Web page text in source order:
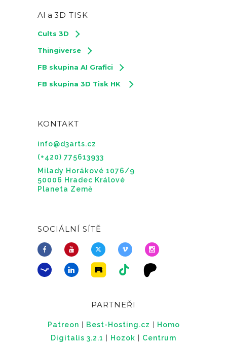
AI a 3D TISK
Cults 3D
Thingiverse
FB skupina AI Grafici
FB skupina 3D Tisk HK
KONTAKT
info@d3arts.cz
(+420) 775613933
Milady Horákové 1076/9
50006 Hradec Králové
Planeta Země
SOCIÁLNÍ SÍTĚ
PARTNEŘI
Patreon Best-Hosting.cz
Homo
Digitalis 3.2.1
Hozok Centrum